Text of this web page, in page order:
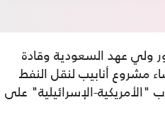
ولي عهد السعودية وقادة
مشروع أنابيب لنقل النفط
الإسرائيلية" على